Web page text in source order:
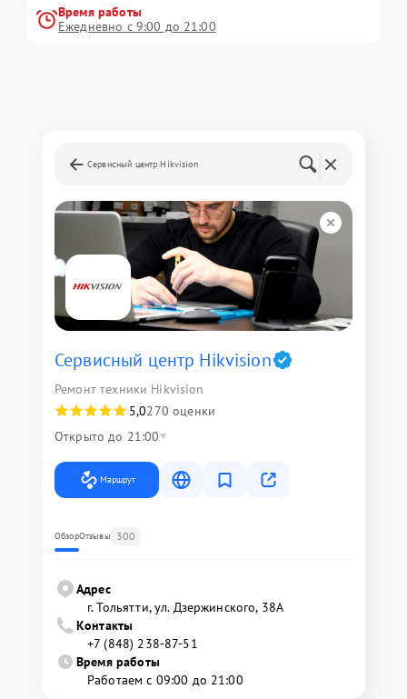
Время работы
Ежедневно с 9:00 до 21:00
Сервисный центр Hikvision
Сервисный центр Hikvision
Ремонт техники Hikvision
5,0270 оценки
Открыто до 21:00
Маршрут
ОбзорОтзывы 300
Адрес
г. Тольятти, ул. Дзержинского, 38А
Контакты
+7 (848) 238-87-51
Время работы
Работаем с 09:00 до 21:00